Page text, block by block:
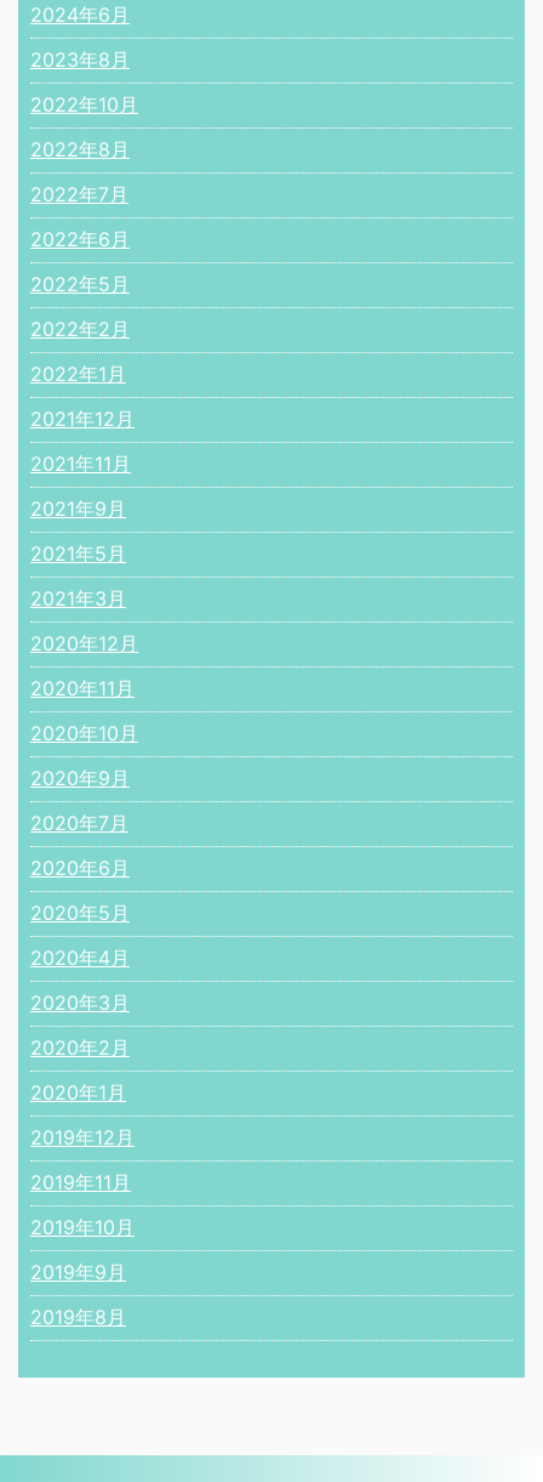
2024年6月
2023年8月
2022年10月
2022年8月
2022年7月
2022年6月
2022年5月
2022年2月
2022年1月
2021年12月
2021年11月
2021年9月
2021年5月
2021年3月
2020年12月
2020年11月
2020年10月
2020年9月
2020年7月
2020年6月
2020年5月
2020年4月
2020年3月
2020年2月
2020年1月
2019年12月
2019年11月
2019年10月
2019年9月
2019年8月